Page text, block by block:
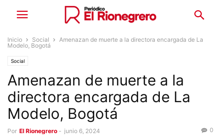
Inicio Social
Amenazan de muerte a la directora encargada de La
Modelo, Bogotá
Social
Amenazan de muerte a la
directora encargada de La
Modelo, Bogotá
Por El Rionegrero - junio 6, 2024 0